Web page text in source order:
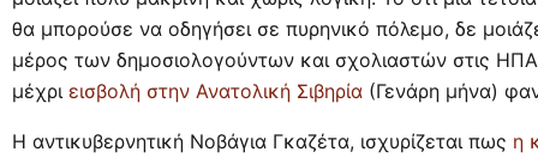
θα μπορούσε να οδηγήσει σε πυρηνικό πόλεμο, δε
μέρος των δημοσιολογούντων και σχολιαστών στις ΗΠΑ,
μέχρι εισβολή στην Ανατολική Σιβηρία (Γενάρη μήνα)
H αντικυβερνητική Νοβάγια Γκαζέτα, ισχυρίζεται πως η